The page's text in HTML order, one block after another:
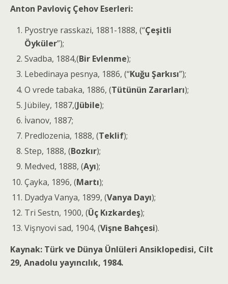
Anton Pavloviç Çehov Eserleri:
Pyostrye rasskazi, 1881-1888, (“Çeşitli
Öyküler”);
Svadba, 1884,(Bir Evlenme);
Lebedinaya pesnya, 1886, (“Kuğu Şarkısı”);
O vrede tabaka, 1886, (Tütünün Zararları);
Jübiley, 1887,(Jübile);
İvanov, 1887;
Predlozenia, 1888, (Teklif);
Step, 1888, (Bozkır);
Medved, 1888, (Ayı);
Çayka, 1896, (Martı);
Dyadya Vanya, 1899, (Vanya Dayı);
Tri Sestn, 1900, (Üç Kızkardeş);
Vişnyovi sad, 1904, (Vişne Bahçesi).
Kaynak: Türk ve Dünya Ünlüleri Ansiklopedisi, Cilt
29, Anadolu yayıncılık, 1984.